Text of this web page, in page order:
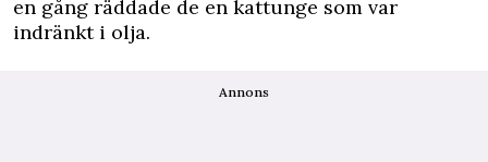
en gång räddade de en kattunge som var
indränkt i olja.
Annons